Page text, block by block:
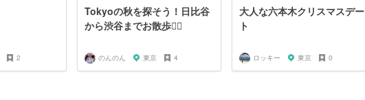
2
Tokyoの秋を探そう！日比谷
から渋谷までお散歩🚶‍♀️
のんのん 東京 4
大人な六本木クリスマスデー
ト
ロッキー 東京 0